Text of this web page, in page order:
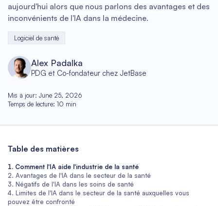
aujourd'hui alors que nous parlons des avantages et des
inconvénients de l'IA dans la médecine.
Logiciel de santé
Alex Padalka
PDG et Co-fondateur chez JetBase
Mis à jour: June 25, 2026
Temps de lecture: 10 min
Table des matières
Comment l'IA aide l'industrie de la santé
Avantages de l'IA dans le secteur de la santé
Négatifs de l'IA dans les soins de santé
Limites de l'IA dans le secteur de la santé auxquelles vous
pouvez être confronté